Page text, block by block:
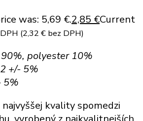
was: 5,69 €.2,85 €Current
(2,32 € bez DPH)
polyester 10%
+/- 5%
5%
kvality spomedzi